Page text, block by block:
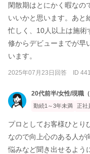
閑散期はとにかく暇なの
いいかと思います。あと
忙しく、10人以上は施術
修からデビューまでが早
います。
2025年07月23日回答 ID
20代前半/女性/現職（
勤続1～3年未満
正社
プロとしてお客様ひとり
なので向上心のある人が
悩みなど聞き出せるよう